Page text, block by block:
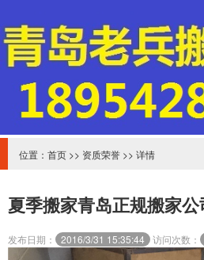
位置： 首页 >> 资质荣誉 >> 详情
夏季搬家青岛正规搬家
发布日期： 2016/3/31 15:35:44 访问次数：